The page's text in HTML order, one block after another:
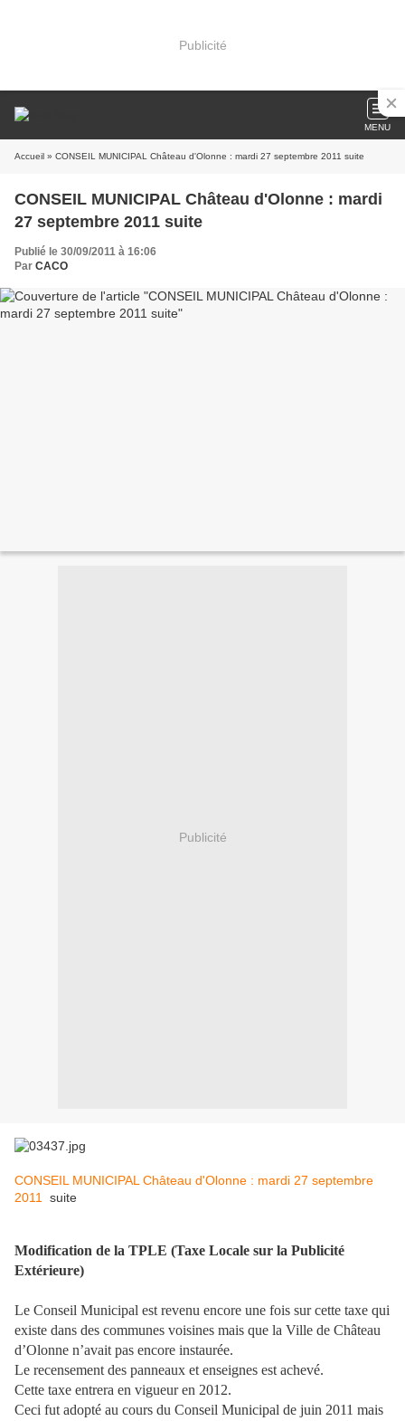
Publicité
MENU
Accueil » CONSEIL MUNICIPAL Château d'Olonne : mardi 27 septembre 2011 suite
CONSEIL MUNICIPAL Château d'Olonne : mardi
27 septembre 2011 suite
Publié le 30/09/2011 à 16:06
Par CACO
Publicité
CONSEIL MUNICIPAL Château d'Olonne : mardi 27 septembre
2011
suite
Modification de la TPLE (Taxe Locale sur la Publicité
Extérieure)
Le Conseil Municipal est revenu encore une fois sur cette taxe qui
existe dans des communes voisines mais que la Ville de Château
d’Olonne n’avait pas encore instaurée.
Le recensement des panneaux et enseignes est achevé.
Cette taxe entrera en vigueur en 2012.
Ceci fut adopté au cours du Conseil Municipal de juin 2011 mais